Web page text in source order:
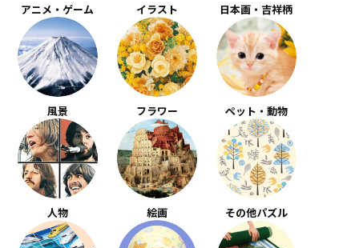
アニメ・ゲーム イラスト 日本画・吉祥柄
風景 フラワー ペット・動物
人物 絵画 その他パズル